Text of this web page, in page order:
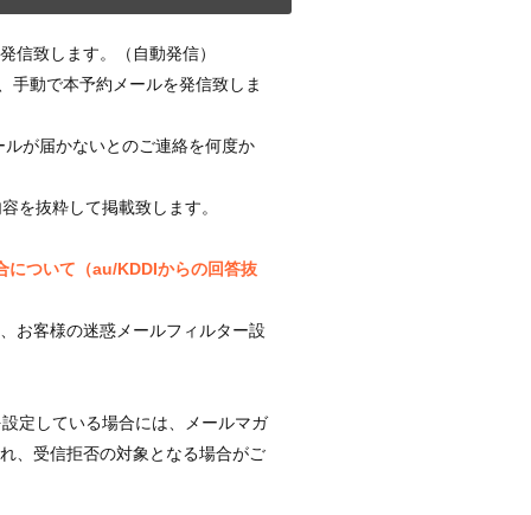
信致します。（自動発信）
手動で本予約メールを発信致しま
が届かないとのご連絡を何度か
を抜粋して掲載致します。
ついて（au/KDDIからの回答抜
お客様の迷惑メールフィルター設
定している場合には、メールマガ
、受信拒否の対象となる場合がご